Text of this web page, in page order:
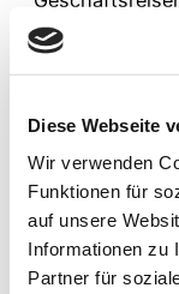
Diese Webseite
Wir verwenden
Funktionen für
auf unsere
Informationen zu
Partner für
📞
📋
Zuordnung